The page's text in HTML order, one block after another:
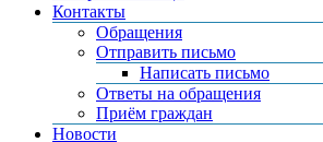
Контакты
Обращения
Отправить письмо
Написать письмо
Ответы на обращения
Приём граждан
Новости